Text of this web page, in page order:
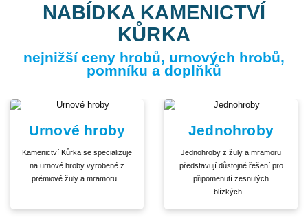
NABÍDKA KAMENICTVÍ
KŮRKA
nejnižší ceny hrobů, urnových hrobů,
pomníku a doplňků
Urnové hroby
Kamenictví Kůrka se specializuje
na urnové hroby vyrobené z
prémiové žuly a mramoru...
Jednohroby
Jednohroby z žuly a mramoru
představují důstojné řešení pro
připomenutí zesnulých
blízkých...